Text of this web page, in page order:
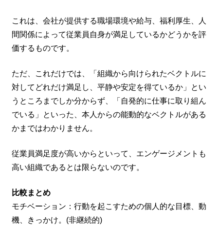
これは、会社が提供する職場環境や給与、福利厚生、人
間関係によって従業員自身が満足しているかどうかを評
価するものです。
ただ、これだけでは、「組織から向けられたベクトルに
対してどれだけ満足し、平静や安定を得ているか」とい
うところまでしか分からず、「自発的に仕事に取り組ん
でいる」といった、本人からの能動的なベクトルがある
かまではわかりません。
従業員満足度が高いからといって、エンゲージメントも
高い組織であるとは限らないのです。
比較まとめ
モチベーション：行動を起こすための個人的な目標、動
機、きっかけ。(非継続的)